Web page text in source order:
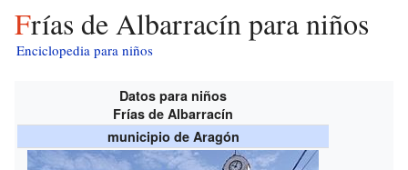
Frías de Albarracín para niños
Enciclopedia para niños
Datos para niños
Frías de Albarracín
municipio de Aragón